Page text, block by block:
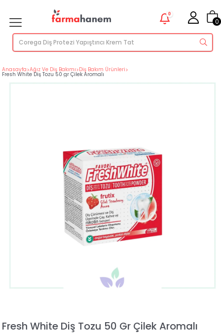
0
0
Anasayfa>Ağız Ve Diş Bakımı>Diş Bakım Ürünleri>
Fresh White Diş Tozu 50 gr Çilek Aromalı
Fresh White Diş Tozu 50 Gr Çilek Aromalı